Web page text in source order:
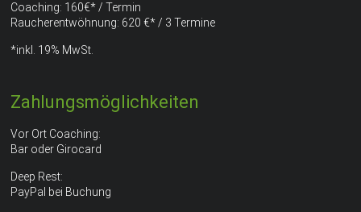
Coaching: 160€* / Termin
Raucherentwöhnung: 620 €* / 3 Termine
*inkl. 19% MwSt.
Zahlungsmöglichkeiten
Vor Ort Coaching:
Bar oder Girocard
Deep Rest:
PayPal bei Buchung